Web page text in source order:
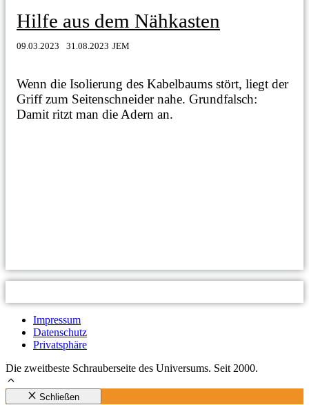
Hilfe aus dem Nähkasten
09.03.2023 31.08.2023 JEM
Wenn die Isolierung des Kabelbaums stört, liegt der
Griff zum Seitenschneider nahe. Grundfalsch:
Damit ritzt man die Adern an.
Impressum
Datenschutz
Privatsphäre
Die zweitbeste Schrauberseite des Universums. Seit 2000.
Schließen